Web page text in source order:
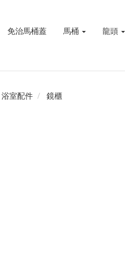
免治馬桶蓋 馬桶 龍頭
浴室配件 鏡櫃